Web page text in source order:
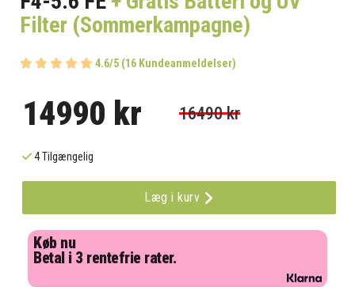
Filter (Sommerkampagne)
4.6/5 (16 Kundeanmeldelser)
14990 kr 16490 kr
4 Tilgængelig
Læg i kurv
Køb nu
Betal i 3 rentefrie rater.